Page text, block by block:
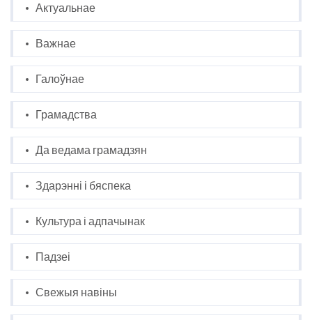
Актуальнае
Важнае
Галоўнае
Грамадства
Да ведама грамадзян
Здарэнні і бяспека
Культура і адпачынак
Падзеі
Свежыя навіны